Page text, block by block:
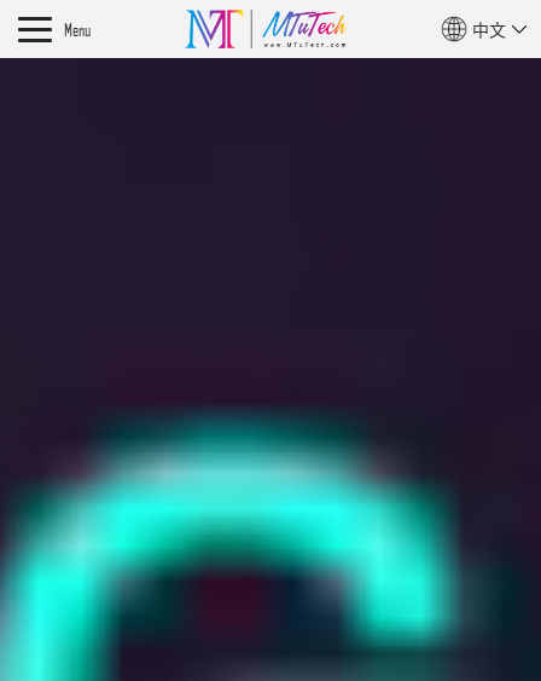
Menu 中文